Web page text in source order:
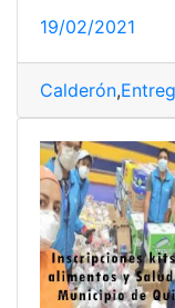
19/02/2021
Calderón,